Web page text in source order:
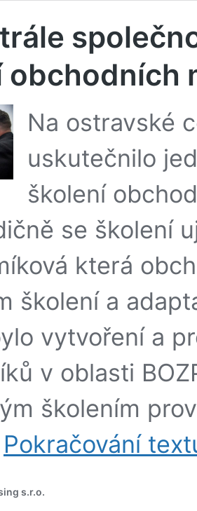
obchodních
Na ostravské
uskutečnilo
školení
se školení
která
školení a
vytvoření a
v oblasti
školením
Pokračování
s.r.o.